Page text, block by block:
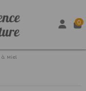
0
Miel